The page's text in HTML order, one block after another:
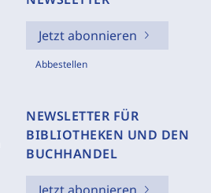
Jetzt abonnieren
Abbestellen
NEWSLETTER FÜR
BIBLIOTHEKEN UND DEN
BUCHHANDEL